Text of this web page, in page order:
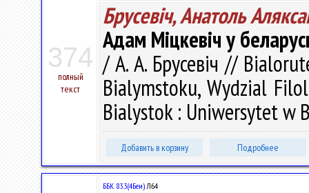
374
полный
текст
Брусевіч, Анатоль
Адам Міцкевіч у
/ А. А. Брусевіч //
Bialymstoku, Wydzial
Bialystok : Uniwersytet w
Добавить в корзину Подробнее
ББК 83.3(4Беи)Л64